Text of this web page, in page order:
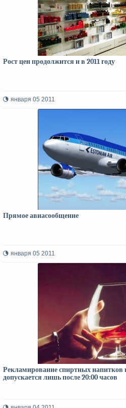
Рост цен продолжится и в 2011 году
января 05 2011
Прямое авиасообщение
января 05 2011
Рекламирование спиртных напитков
допускается лишь после 20:00 часов